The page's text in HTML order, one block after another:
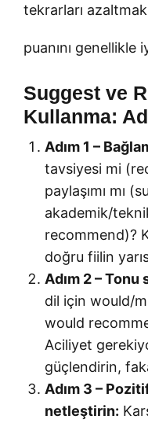
tekrarları
puanını genellikle
Suggest ve
Kullanma:
Adım 1 –
tavsiyesi mi
paylaşımı mı
akademik/
recommend)?
doğru fiilin
Adım 2 – Tonu
dil için would/
would
Aciliyet
güçlendirin,
Adım 3 –
netleştirin: